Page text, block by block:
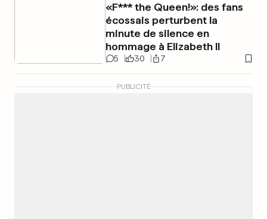
«F*** the Queen!»: des fans
écossais perturbent la
minute de silence en
hommage à Elizabeth II
5 30 7
PUBLICITÉ